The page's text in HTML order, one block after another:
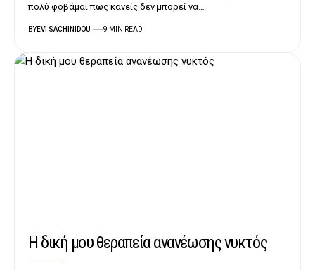
πολύ φοβάμαι πως κανείς δεν μπορεί να…
BYEVI SACHINIDOU 9 MIN READ
Η δική μου θεραπεία ανανέωσης νυκτός